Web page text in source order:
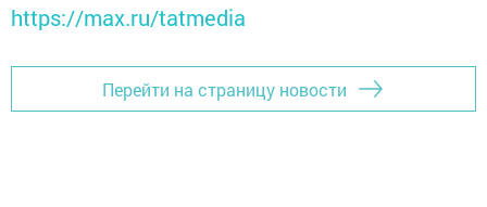
https://max.ru/tatmedia
Перейти на страницу новости